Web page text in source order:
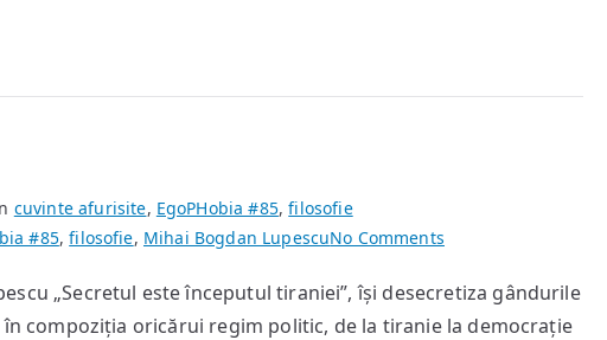
cuvinte afurisite, EgoPHobia #85,filosofie
#85,filosofie, Mihai Bogdan LupescuNo Commentson
sălbatică
„Secretul este începutul tiraniei”, își desecretiza gândurile
în compoziția oricărui regim politic, de la tiranie la democrație